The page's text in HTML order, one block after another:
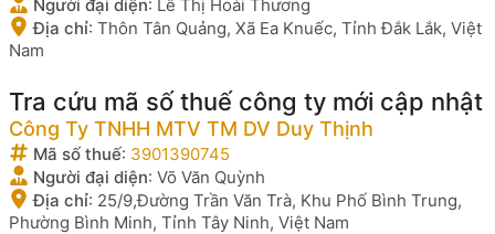
Người đại diện: Lê Thị Hoài Thương
Địa chỉ: Thôn Tân Quảng, Xã Ea Knuếc, Tỉnh Đắk Lắk, Việt
Nam
Tra cứu mã số thuế công ty mới cập nhật
Công Ty TNHH MTV TM DV Duy Thịnh
Mã số thuế: 3901390745
Người đại diện: Võ Văn Quỳnh
Địa chỉ: 25/9,Đường Trần Văn Trà, Khu Phố Bình Trung,
Phường Bình Minh, Tỉnh Tây Ninh, Việt Nam